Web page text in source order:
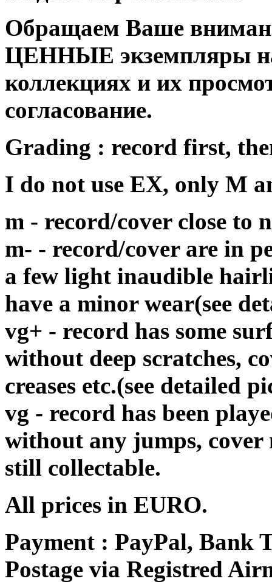
Обращаем Ваше
ЦЕННЫЕ экземпляры
коллекциях и их
согласование.
Grading : record first,
I do not use EX, only M
m - record/cover close
m- - record/cover are in
a few light inaudible
have a minor wear(see
vg+ - record has some
without deep scratches,
creases etc.(see detailed
vg - record has been
without any jumps, cover
still collectable.
All prices in EURO.
Payment : PayPal, Bank
Postage via Registred